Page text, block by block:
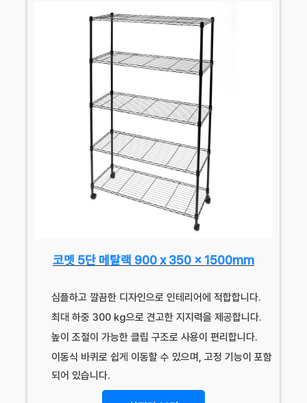
코멧 5단 메탈랙 900 x 350 x 1500mm
심플하고 깔끔한 디자인으로 인테리어에 적합합니다.
최대 하중 300 kg으로 견고한 지지력을 제공합니다.
높이 조절이 가능한 클립 구조로 사용이 편리합니다.
이동식 바퀴로 쉽게 이동할 수 있으며, 고정 기능이 포함
되어 있습니다.